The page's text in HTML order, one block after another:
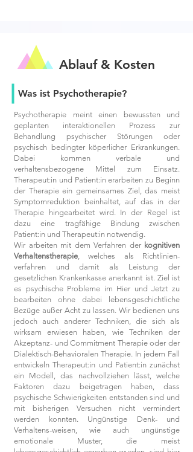
Ablauf & Kosten
Was ist Psychotherapie?
Psychotherapie meint einen bewussten und
geplanten interaktionellen Prozess zur
Behandlung psychischer Störungen oder
psychisch bedingter köperlicher Erkrankungen.
Dabei kommen verbale und
verhaltensbezogene Mittel zum Einsatz.
Therapeut:in und Patient:in erarbeiten zu Beginn
der Therapie ein gemeinsames Ziel, das meist
Symptomreduktion beinhaltet, auf das in der
Therapie hingearbeitet wird. In der Regel ist
dazu eine tragfähige Bindung zwischen
Patient:in und Therapeut:in notwendig.
Wir arbeiten mit dem Verfahren der kognitiven
Verhaltenstherapie, welches als Richtlinien-
verfahren und damit als Leistung der
gesetzlichen Krankenkasse anerkannt ist. Ziel ist
es psychische Probleme im Hier und Jetzt zu
bearbeiten ohne dabei lebensgeschichtliche
Bezüge außer Acht zu lassen. Wir bedienen uns
jedoch auch anderer Techniken, die sich als
wirksam erwiesen haben, wie Techniken der
Akzeptanz- und Commitment Therapie oder der
Dialektisch-Behavioralen Therapie. In jedem Fall
entwickeln Therapeut:in und Patient:in zunächst
ein Modell, das nachvollziehen lässt, welche
Faktoren dazu beigetragen haben, dass
psychische Schwierigkeiten entstanden sind und
mit bisherigen Versuchen nicht vermindert
werden konnten. Ungünstige Denk- und
Verhaltens-weisen, wie auch ungünstige
emotionale Muster, die meist